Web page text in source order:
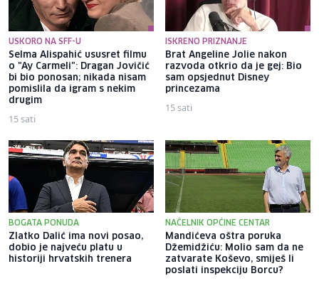
USKORO NA SFF-U
Selma Alispahić ususret filmu
o "Ay Carmeli": Dragan Jovičić
bi bio ponosan; nikada nisam
pomislila da igram s nekim
drugim
15 sati
ISKRENO PRIZNANJE
Brat Angeline Jolie nakon
razvoda otkrio da je gej: Bio
sam opsjednut Disney
princezama
15 sati
BOGATA PONUDA
Zlatko Dalić ima novi posao,
dobio je najveću platu u
historiji hrvatskih trenera
NAČELNIK OPĆINE CENTAR
Mandićeva oštra poruka
Džemidžiću: Molio sam da ne
zatvarate Koševo, smiješ li
poslati inspekciju Borcu?